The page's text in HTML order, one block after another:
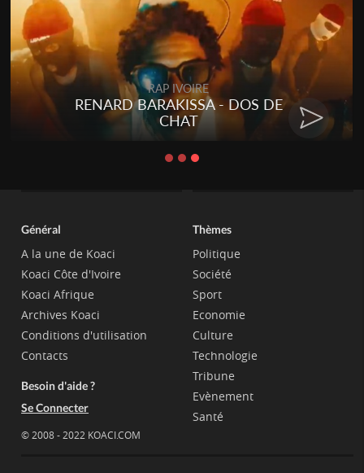
RAP IVOIRE
RENARD BARAKISSA - DOS DE
CHAT
Général
A la une de Koaci
Koaci Côte d'Ivoire
Koaci Afrique
Archives Koaci
Conditions d'utilisation
Contacts
Besoin d'aide ?
Se Connecter
© 2008 - 2022 KOACI.COM
Thèmes
Politique
Société
Sport
Economie
Culture
Technologie
Tribune
Evènement
Santé